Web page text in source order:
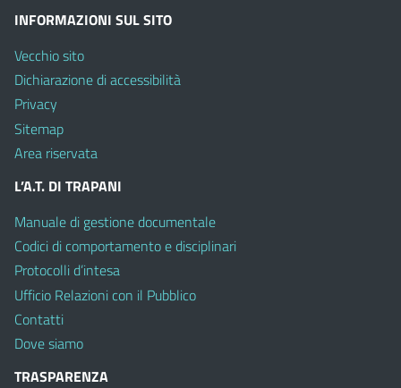
INFORMAZIONI SUL SITO
Vecchio sito
Dichiarazione di accessibilità
Privacy
Sitemap
Area riservata
L’A.T. DI TRAPANI
Manuale di gestione documentale
Codici di comportamento e disciplinari
Protocolli d’intesa
Ufficio Relazioni con il Pubblico
Contatti
Dove siamo
TRASPARENZA